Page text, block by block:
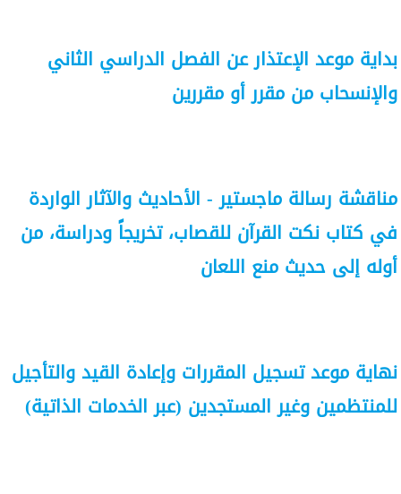
بداية موعد الإعتذار عن الفصل الدراسي الثاني
والإنسحاب من مقرر أو مقررين
مناقشة رسالة ماجستير - الأحاديث والآثار الواردة
في كتاب نكت القرآن للقصاب، تخريجاً ودراسة، من
أوله إلى حديث منع اللعان
نهاية موعد تسجيل المقررات وإعادة القيد والتأجيل
للمنتظمين وغير المستجدين (عبر الخدمات الذاتية)